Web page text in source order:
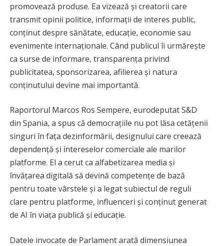
promovează produse. Ea vizează și creatorii care
transmit opinii politice, informații de interes public,
conținut despre sănătate, educație, economie sau
evenimente internaționale. Când publicul îi urmărește
ca surse de informare, transparența privind
publicitatea, sponsorizarea, afilierea și natura
conținutului devine mai importantă.
Raportorul Marcos Ros Sempere, eurodeputat S&D
din Spania, a spus că democrațiile nu pot lăsa cetățenii
singuri în fața dezinformării, designului care creează
dependență și intereselor comerciale ale marilor
platforme. El a cerut ca alfabetizarea media și
învățarea digitală să devină competențe de bază
pentru toate vârstele și a legat subiectul de reguli
clare pentru platforme, influenceri și conținut generat
de AI în viața publică și educație.
Datele invocate de Parlament arată dimensiunea